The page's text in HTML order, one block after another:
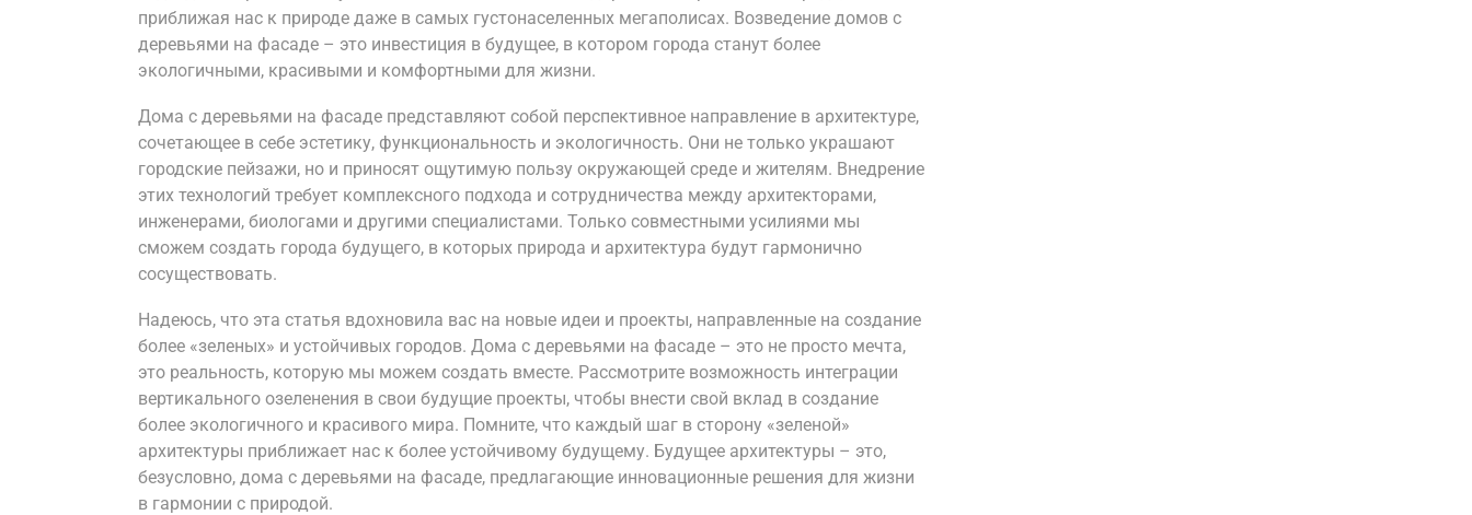
приближая нас к природе даже в самых густонаселенных мегаполисах. Возведение домов с
деревьями на фасаде – это инвестиция в будущее, в котором города станут более
экологичными, красивыми и комфортными для жизни.
Дома с деревьями на фасаде представляют собой перспективное направление в архитектуре,
сочетающее в себе эстетику, функциональность и экологичность. Они не только украшают
городские пейзажи, но и приносят ощутимую пользу окружающей среде и жителям. Внедрение
этих технологий требует комплексного подхода и сотрудничества между архитекторами,
инженерами, биологами и другими специалистами. Только совместными усилиями мы
сможем создать города будущего, в которых природа и архитектура будут гармонично
сосуществовать.
Надеюсь, что эта статья вдохновила вас на новые идеи и проекты, направленные на создание
более «зеленых» и устойчивых городов. Дома с деревьями на фасаде – это не просто мечта,
это реальность, которую мы можем создать вместе. Рассмотрите возможность интеграции
вертикального озеленения в свои будущие проекты, чтобы внести свой вклад в создание
более экологичного и красивого мира. Помните, что каждый шаг в сторону «зеленой»
архитектуры приближает нас к более устойчивому будущему. Будущее архитектуры – это,
безусловно, дома с деревьями на фасаде, предлагающие инновационные решения для жизни
в гармонии с природой.